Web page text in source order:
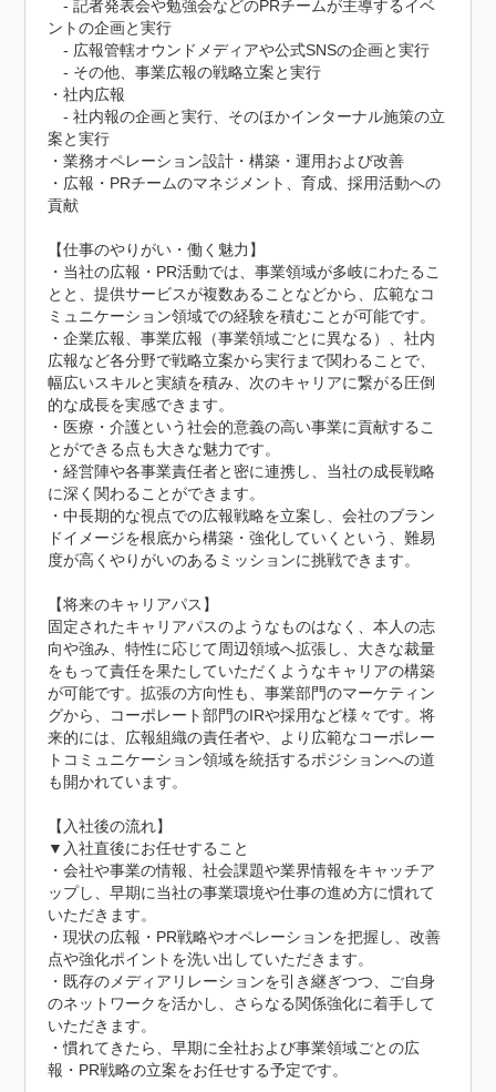
- 記者発表会や勉強会などのPRチームが主導するイベ
ントの企画と実行
- 広報管轄オウンドメディアや公式SNSの企画と実行
- その他、事業広報の戦略立案と実行
・社内広報
- 社内報の企画と実行、そのほかインターナル施策の立
案と実行
・業務オペレーション設計・構築・運用および改善
・広報・PRチームのマネジメント、育成、採用活動への
貢献
【仕事のやりがい・働く魅力】
・当社の広報・PR活動では、事業領域が多岐にわたるこ
とと、提供サービスが複数あることなどから、広範なコ
ミュニケーション領域での経験を積むことが可能です。
・企業広報、事業広報（事業領域ごとに異なる）、社内
広報など各分野で戦略立案から実行まで関わることで、
幅広いスキルと実績を積み、次のキャリアに繋がる圧倒
的な成長を実感できます。
・医療・介護という社会的意義の高い事業に貢献するこ
とができる点も大きな魅力です。
・経営陣や各事業責任者と密に連携し、当社の成長戦略
に深く関わることができます。
・中長期的な視点での広報戦略を立案し、会社のブラン
ドイメージを根底から構築・強化していくという、難易
度が高くやりがいのあるミッションに挑戦できます。
【将来のキャリアパス】
固定されたキャリアパスのようなものはなく、本人の志
向や強み、特性に応じて周辺領域へ拡張し、大きな裁量
をもって責任を果たしていただくようなキャリアの構築
が可能です。拡張の方向性も、事業部門のマーケティン
グから、コーポレート部門のIRや採用など様々です。将
来的には、広報組織の責任者や、より広範なコーポレー
トコミュニケーション領域を統括するポジションへの道
も開かれています。
【入社後の流れ】
▼入社直後にお任せすること
・会社や事業の情報、社会課題や業界情報をキャッチア
ップし、早期に当社の事業環境や仕事の進め方に慣れて
いただきます。
・現状の広報・PR戦略やオペレーションを把握し、改善
点や強化ポイントを洗い出していただきます。
・既存のメディアリレーションを引き継ぎつつ、ご自身
のネットワークを活かし、さらなる関係強化に着手して
いただきます。
・慣れてきたら、早期に全社および事業領域ごとの広
報・PR戦略の立案をお任せする予定です。